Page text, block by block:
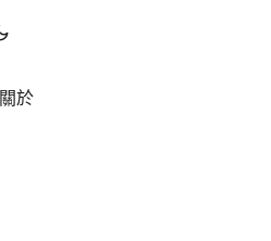
關於